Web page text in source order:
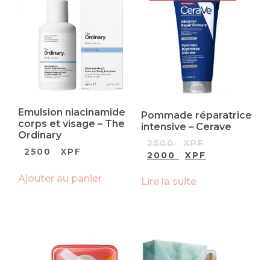
Emulsion niacinamide
corps et visage – The
Ordinary
2500 XPF
Ajouter au panier
Pommade réparatrice
intensive – Cerave
2500
XPF
2000
XPF
Lire la suite